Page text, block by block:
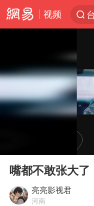
视频
Play
嘴都不敢张大了
亮亮影视君
河南